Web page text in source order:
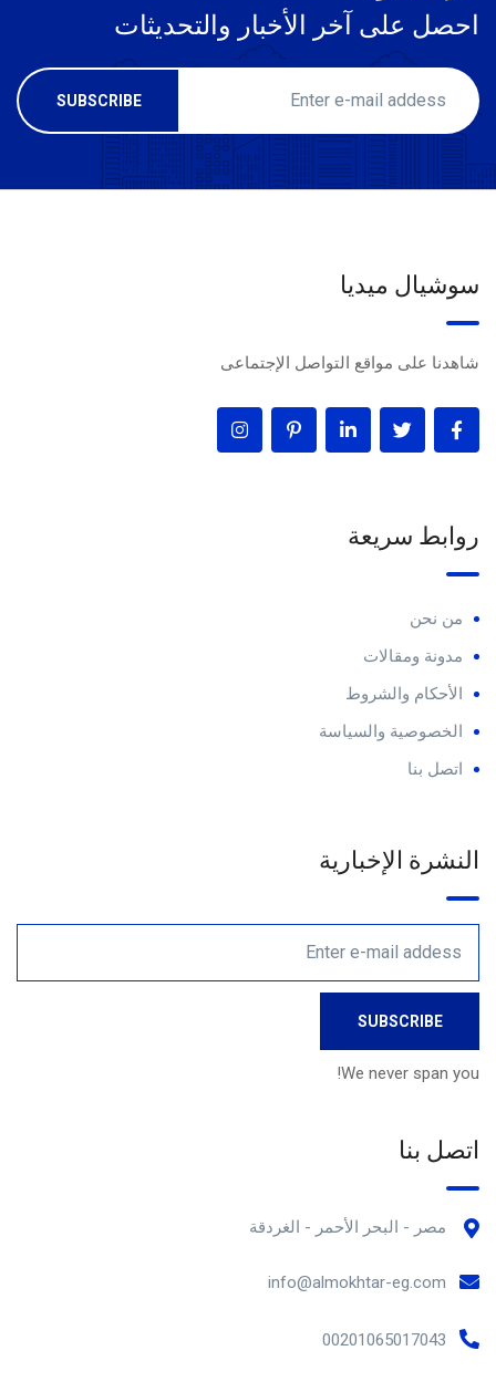
احصل على آخر الأخبار والتحديثات
سوشيال ميديا
شاهدنا على مواقع التواصل الإجتماعى
روابط سريعة
من نحن
مدونة ومقالات
الأحكام والشروط
الخصوصية والسياسة
اتصل بنا
النشرة الإخبارية
We never span you!
اتصل بنا
مصر - البحر الأحمر - الغردقة
info@almokhtar-eg.com
00201065017043